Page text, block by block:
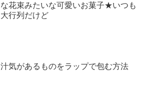
な花束みたいな可愛いお菓子★いつも
大行列だけど
汁気があるものをラップで包む方法